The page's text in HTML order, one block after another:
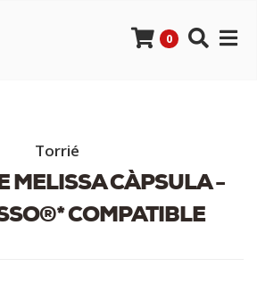
0
Torrié
MELISSA CÀPSULA -
COMPATIBLE